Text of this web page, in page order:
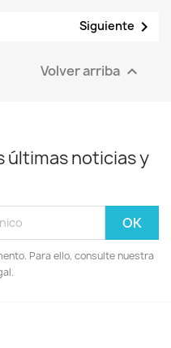
Siguiente 
Volver arriba 
últimas noticias y
Para ello, consulte nuestra